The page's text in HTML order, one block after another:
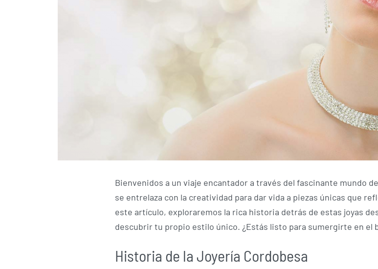
Bienvenidos a un viaje encantador a través del fascinante mundo
se entrelaza con la creatividad para dar vida a piezas únicas que
este artículo, exploraremos la rica historia detrás de estas joyas
descubrir tu propio estilo único. ¿Estás listo para sumergirte en el
Historia de la Joyería Cordobesa